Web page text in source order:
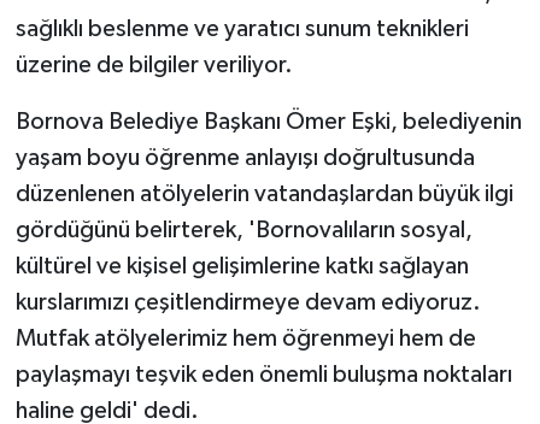
sağlıklı beslenme ve yaratıcı sunum teknikleri
üzerine de bilgiler veriliyor.
Bornova Belediye Başkanı Ömer Eşki, belediyenin
yaşam boyu öğrenme anlayışı doğrultusunda
düzenlenen atölyelerin vatandaşlardan büyük ilgi
gördüğünü belirterek, 'Bornovalıların sosyal,
kültürel ve kişisel gelişimlerine katkı sağlayan
kurslarımızı çeşitlendirmeye devam ediyoruz.
Mutfak atölyelerimiz hem öğrenmeyi hem de
paylaşmayı teşvik eden önemli buluşma noktaları
haline geldi' dedi.